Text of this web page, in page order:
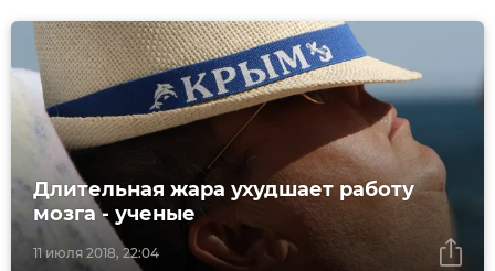
11 июля 2018, 22:04
Длительная жара ухудшает работу
мозга - ученые